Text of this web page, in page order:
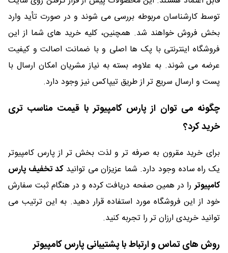
توسط کارشناسان مربوطه بررسی می شوند و در صورت تأید وارد
بخش فروش خواهند شد. همچنین، کلیه خرید های شما از این
فروشگاه اینترنتی با پک ها اصلی و با ضمانت اصالت و کیفیت
عرضه می شوند. به علاوه، بسته به نیاز مشریان امکان ارسال با
پست و ارسال سریع تر از طریق تیپاکس نیز وجود دارد.
چگونه می توان از پارس کامپیوتر با قیمت مناسب تری
خرید کرد؟
برای خرید مقرون به صرفه تر و لذت بخش تر از پارس کامپیوتر
یک راه ساده وجود دارد. شما عزیزان می توانیدکد تخفیف پارس
کامپیوتررا در همین صفحه دریافت کرده و در هنگام ثبت سفارش
خود از این فروشگاه مورد استفاده قرار دهید. به این ترتیب می
توانید خریدی ارزان تر را تجربه کنید.
روش های تماس و ارتباط با پشتیبانی پارس کامپیوتر